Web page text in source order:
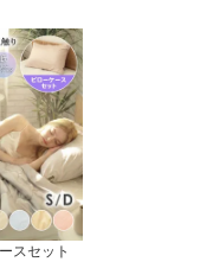
スセット